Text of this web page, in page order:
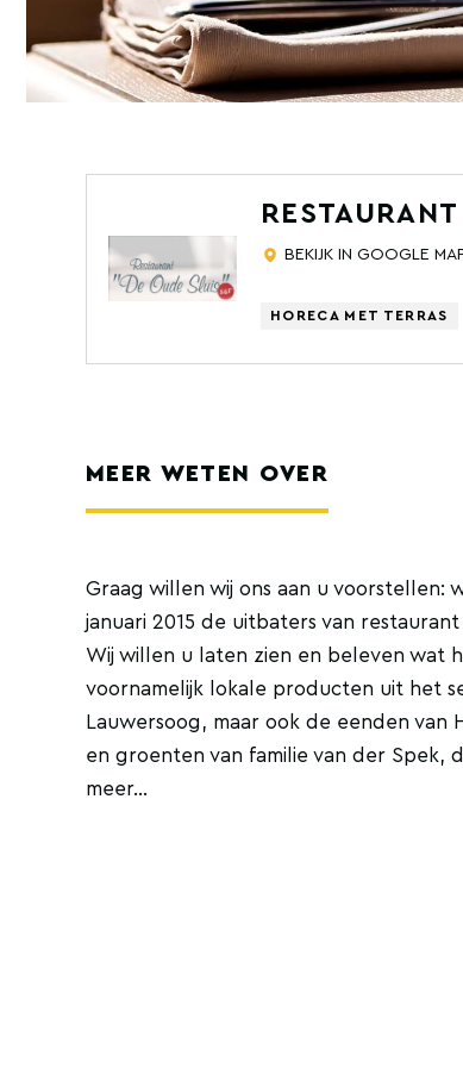
BEKIJK IN GOOGLE
HORECA MET TERRAS
MEER WETEN OVER
Graag willen wij ons aan u voorstellen:
januari 2015 de uitbaters van
Wij willen u laten zien en beleven wat
voornamelijk lokale producten uit het
Lauwersoog, maar ook de eenden van
en groenten van familie van der Spek,
meer…